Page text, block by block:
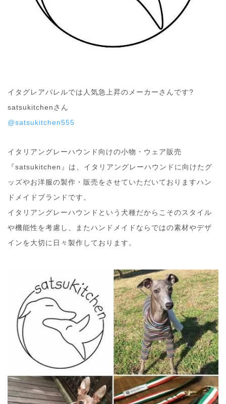
イタグレアパレルでは人気急上昇のメーカーさんです?
satsukitchenさん
@satsukitchen555
イタリアングレーハウンド向けの小物・ウェア販売
『satsukitchen』は、イタリアングレーハウンドに向けたグ
ッズやお洋服の製作・販売をさせていただいておりますハン
ドメイドブランドです。
イタリアングレーハウンドという犬種だからこそのスタイル
や機能性を考慮し、またハンドメイドならではの素材やデザ
インを大切に日々製作しております。